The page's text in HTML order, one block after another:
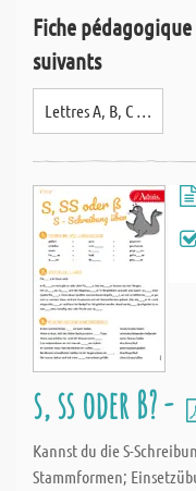
Fiche
suivants
Lettres A, B, C …
s, ss oder ß? -
Kannst du die S-
Stammformen;